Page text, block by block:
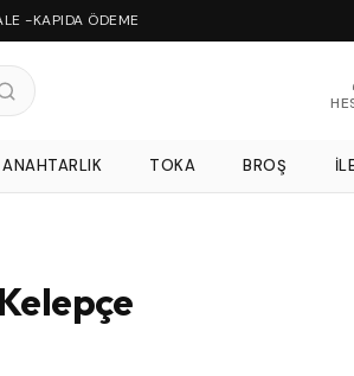
-KAPIDA ÖDEME
ANAHTARLIK TOKA BROŞ